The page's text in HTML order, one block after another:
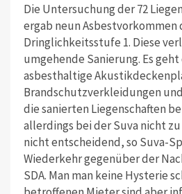
Die Untersuchung der 72
ergab neun Asbestvorkommen
Dringlichkeitsstufe 1. Diese
umgehende Sanierung. Es
asbesthaltige
Brandschutzverkleidungen
die sanierten Liegenschaften
allerdings bei der Suva nicht zu
nicht entscheidend, so Suva-
Wiederkehr gegenüber der
SDA. Man man keine Hysterie